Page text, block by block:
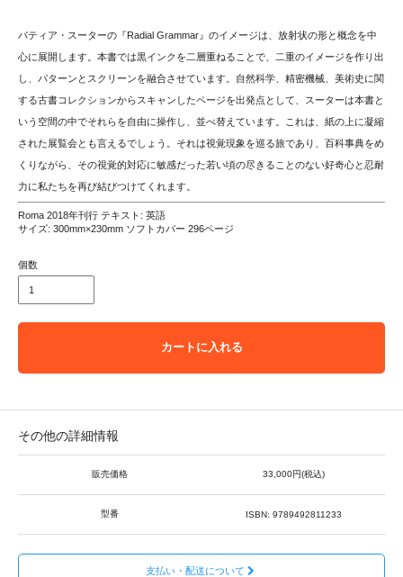
バティア・スーターの『Radial Grammar』のイメージは、放射状の形と概念を中
心に展開します。本書では黒インクを二層重ねることで、二重のイメージを作り出
し、パターンとスクリーンを融合させています。自然科学、精密機械、美術史に関
する古書コレクションからスキャンしたページを出発点として、スーターは本書と
いう空間の中でそれらを自由に操作し、並べ替えています。これは、紙の上に凝縮
された展覧会とも言えるでしょう。それは視覚現象を巡る旅であり、百科事典をめ
くりながら、その視覚的対応に敏感だった若い頃の尽きることのない好奇心と忍耐
力に私たちを再び結びつけてくれます。
Roma 2018年刊行 テキスト: 英語
サイズ: 300mm×230mm ソフトカバー 296ページ
個数
カートに入れる
その他の詳細情報
販売価格 33,000円(税込)
型番 ISBN: 9789492811233
支払い・配送について